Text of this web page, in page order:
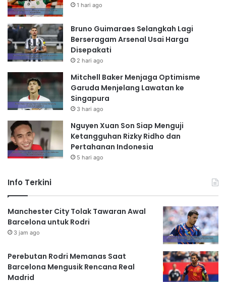
1 hari ago
Bruno Guimaraes Selangkah Lagi
Berseragam Arsenal Usai Harga
Disepakati
2 hari ago
Mitchell Baker Menjaga Optimisme
Garuda Menjelang Lawatan ke
Singapura
3 hari ago
Nguyen Xuan Son Siap Menguji
Ketangguhan Rizky Ridho dan
Pertahanan Indonesia
5 hari ago
Info Terkini
Manchester City Tolak Tawaran Awal
Barcelona untuk Rodri
3 jam ago
Perebutan Rodri Memanas Saat
Barcelona Mengusik Rencana Real
Madrid